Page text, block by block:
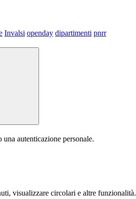
Invalsi openday dipartimenti pnrr
autenticazione personale.
visualizzare circolari e altre funzionalità.